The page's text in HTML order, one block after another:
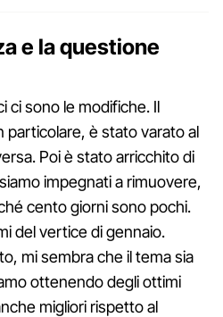
e la questione
ci sono le modifiche. Il
particolare, è stato varato al
Poi è stato arricchito di
impegnati a rimuovere,
cento giorni sono pochi.
del vertice di gennaio.
mi sembra che il tema sia
ottenendo degli ottimi
migliori rispetto al